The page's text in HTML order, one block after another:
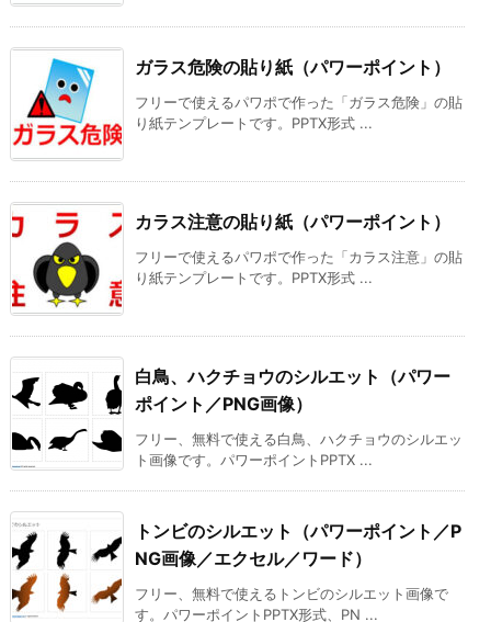
ガラス危険の貼り紙（パワーポイント）
フリーで使えるパワポで作った「ガラス危険」の貼
り紙テンプレートです。PPTX形式 ...
カラス注意の貼り紙（パワーポイント）
フリーで使えるパワポで作った「カラス注意」の貼
り紙テンプレートです。PPTX形式 ...
白鳥、ハクチョウのシルエット（パワー
ポイント／PNG画像）
フリー、無料で使える白鳥、ハクチョウのシルエッ
ト画像です。パワーポイントPPTX ...
トンビのシルエット（パワーポイント／P
NG画像／エクセル／ワード）
フリー、無料で使えるトンビのシルエット画像で
す。パワーポイントPPTX形式、PN ...